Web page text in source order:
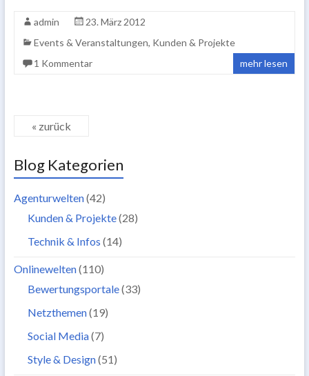
admin
23. März 2012
Events & Veranstaltungen, Kunden & Projekte
1 Kommentar
mehr lesen
« zurück
Blog Kategorien
Agenturwelten(42)
Kunden & Projekte(28)
Technik & Infos (14)
Onlinewelten(110)
Bewertungsportale(33)
Netzthemen(19)
Social Media(7)
Style & Design(51)